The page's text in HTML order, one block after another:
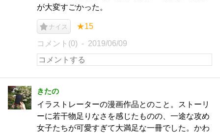
が大変すごかった。
ナイス ★15
コメント(0) 2019/06/09
きたの
イラストレーターの漫画作品とのこと。ストーリ
ーに若干物足りなさを感じたものの、一途な攻め
女子たちが可愛すぎて大満足な一冊でした。かわ